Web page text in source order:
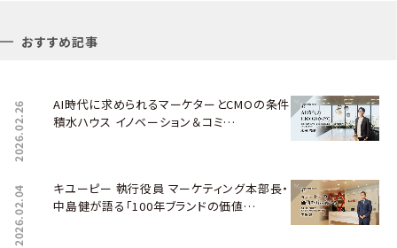
おすすめ記事
2026.02.26
AI時代に求められるマーケターとCMOの条件――
積水ハウス イノベーション＆コミ…
2026.02.04
キユーピー 執行役員 マーケティング本部長・
中島健が語る「100年ブランドの価値…